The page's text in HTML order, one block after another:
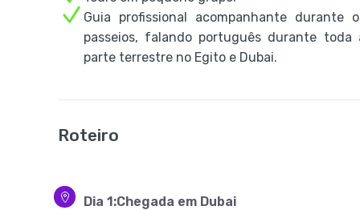
Guia profissional acompanhante durante
passeios, falando português durante toda
parte terrestre no Egito e Dubai.
Roteiro
Dia 1:Chegada em Dubai